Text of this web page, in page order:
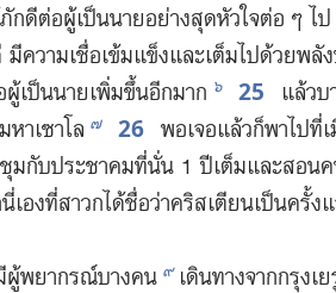
กดี​ต่อ​ผู้​เป็น​นาย​อย่าง​สุด​หัวใจ​ต่อ ๆ ไป
ความ​เชื่อ​เข้มแข็ง​และ​เต็ม​ไป​ด้วย​พลั
ผู้​เป็น​นาย​เพิ่ม​ขึ้น​อีก​มาก ๖ 25
แล้ว​บ
า​เซาโล ๗ 26 พอ​เจอ​แล้ว​ก็​พา​ไป​ที่​
ม​กับ​ประชาคม​ที่​นั่น 1 ปี​เต็ม​และ​สอน​
เอง​ที่​สาวก​ได้​ชื่อ​ว่า​คริสเตียน​เป็น​ครั้ง​
ผู้​พยากรณ์​บาง​คน ๙ เดิน​ทาง​จาก​กรุง​เ